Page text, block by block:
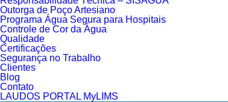
Outorga de Poço Artesiano
Programa Água Segura para Hospitais
Controle de Cor da Água
Qualidade
Certificações
Segurança no Trabalho
Clientes
Blog
Contato
LAUDOS PORTAL MyLIMS